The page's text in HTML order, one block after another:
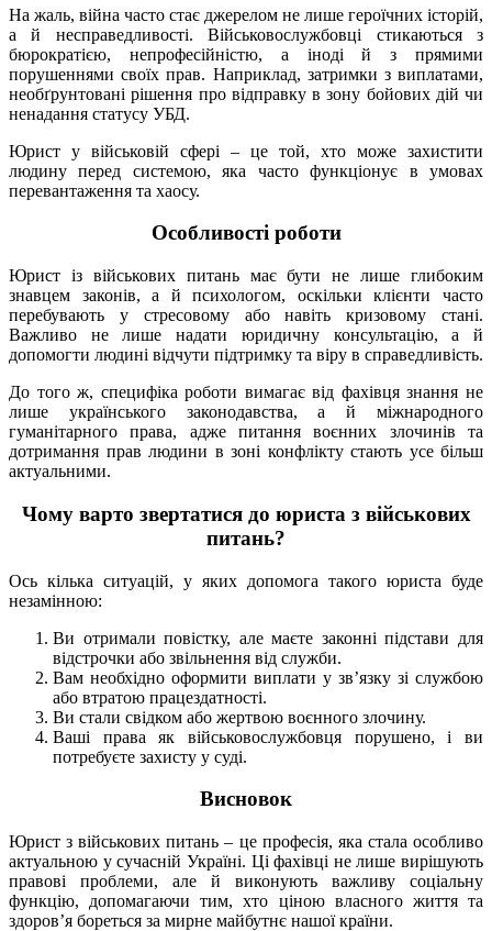
На жаль, війна часто стає джерелом не лише героїчних історій,
а й несправедливості. Військовослужбовці стикаються з
бюрократією, непрофесійністю, а іноді й з прямими
порушеннями своїх прав. Наприклад, затримки з виплатами,
необґрунтовані рішення про відправку в зону бойових дій чи
ненадання статусу УБД.
Юрист у військовій сфері – це той, хто може захистити
людину перед системою, яка часто функціонує в умовах
перевантаження та хаосу.
Особливості роботи
Юрист із військових питань має бути не лише глибоким
знавцем законів, а й психологом, оскільки клієнти часто
перебувають у стресовому або навіть кризовому стані.
Важливо не лише надати юридичну консультацію, а й
допомогти людині відчути підтримку та віру в справедливість.
До того ж, специфіка роботи вимагає від фахівця знання не
лише українського законодавства, а й міжнародного
гуманітарного права, адже питання воєнних злочинів та
дотримання прав людини в зоні конфлікту стають усе більш
актуальними.
Чому варто звертатися до юриста з військових
питань?
Ось кілька ситуацій, у яких допомога такого юриста буде
незамінною:
Ви отримали повістку, але маєте законні підстави для
відстрочки або звільнення від служби.
Вам необхідно оформити виплати у зв’язку зі службою
або втратою працездатності.
Ви стали свідком або жертвою воєнного злочину.
Ваші права як військовослужбовця порушено, і ви
потребуєте захисту у суді.
Висновок
Юрист з військових питань – це професія, яка стала особливо
актуальною у сучасній Україні. Ці фахівці не лише вирішують
правові проблеми, але й виконують важливу соціальну
функцію, допомагаючи тим, хто ціною власного життя та
здоров’я бореться за мирне майбутнє нашої країни.